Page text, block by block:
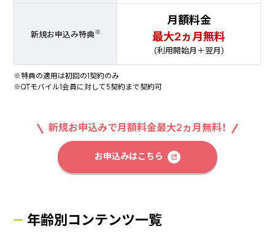
新規お申込み特典※
月額料金
最大2ヵ月無料
(利用開始月＋翌月)
※特典の適用は初回の1契約のみ
※QTモバイル1会員に対して5契約まで契約可
新規お申込みで月額料金最大2ヵ月無料！
お申込みはこちら
年齢別コンテンツ一覧